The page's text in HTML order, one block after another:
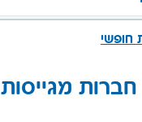
חברות מגייסות